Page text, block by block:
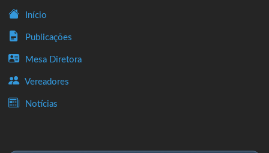
Início
Publicações
Mesa Diretora
Vereadores
Notícias